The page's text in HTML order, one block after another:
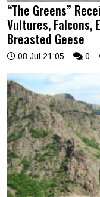
“The Greens”
Vultures, Falcons,
Breasted Geese
08 Jul 21:05 0